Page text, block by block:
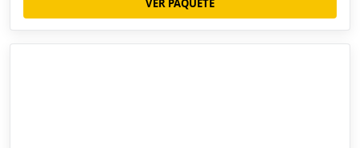
VER PAQUETE